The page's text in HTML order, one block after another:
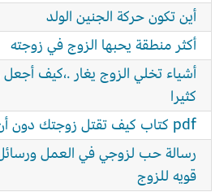
أين تكون حركة الجنين الولد
أكثر منطقة يحبها الزوج في زوجته
أشياء تخلي الزوج يغار .،كيف
كثيرا
pdf كتاب كيف تقتل زوجتك دون أن تجرح مشاعرها
رسالة حب لزوجي في العمل
قويه للزوج